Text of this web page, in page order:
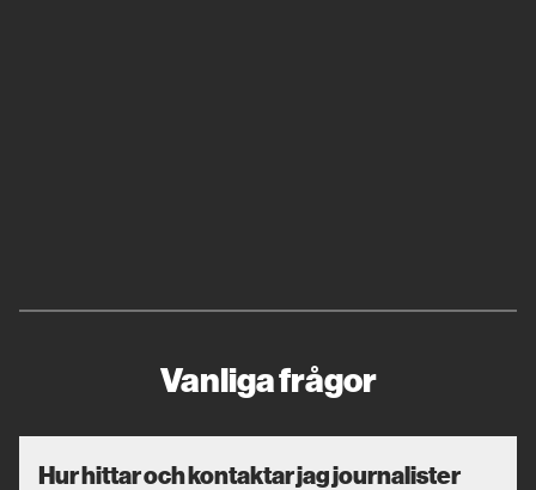
Vanliga frågor
Hur hittar och kontaktar jag journalister